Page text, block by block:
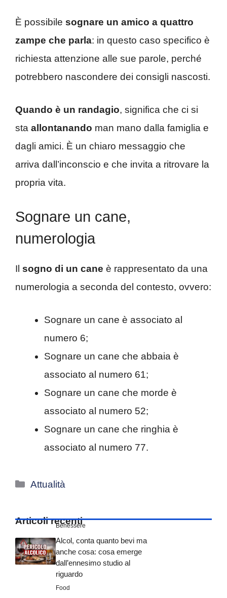
È possibile sognare un amico a quattro
zampe che parla: in questo caso specifico è
richiesta attenzione alle sue parole, perché
potrebbero nascondere dei consigli nascosti.
Quando è un randagio, significa che ci si
sta allontanando man mano dalla famiglia e
dagli amici. È un chiaro messaggio che
arriva dall’inconscio e che invita a ritrovare la
propria vita.
Sognare un cane,
numerologia
Il sogno di un cane è rappresentato da una
numerologia a seconda del contesto, ovvero:
Sognare un cane è associato al
numero 6;
Sognare un cane che abbaia è
associato al numero 61;
Sognare un cane che morde è
associato al numero 52;
Sognare un cane che ringhia è
associato al numero 77.
Categorie
Attualità
Articoli recenti
Benessere
Alcol, conta quanto bevi ma
anche cosa: cosa emerge
dall’ennesimo studio al
riguardo
Food